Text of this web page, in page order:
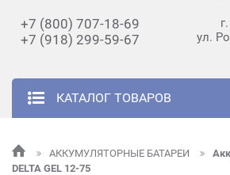
+7 (800) 707-18-69
+7 (918) 299-59-67
ул.
КАТАЛОГ ТОВАРОВ
АККУМУЛЯТОРНЫЕ БАТАРЕИ
DELTA GEL 12-75